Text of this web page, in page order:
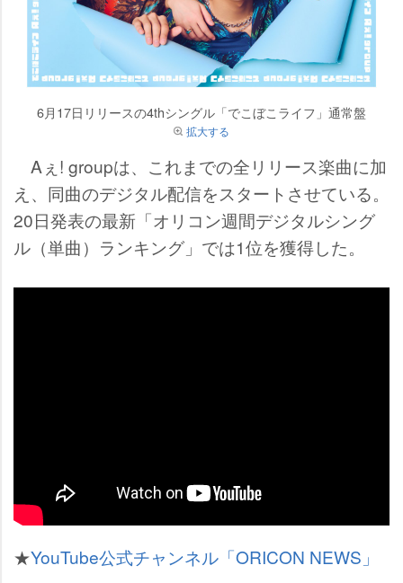
6月17日リリースの4thシングル「でこぼこライフ」通常盤
拡大する
Aぇ! groupは、これまでの全リリース楽曲に加
え、同曲のデジタル配信をスタートさせている。
20日発表の最新「オリコン週間デジタルシング
ル（単曲）ランキング」では1位を獲得した。
★YouTube公式チャンネル「ORICON NEWS」